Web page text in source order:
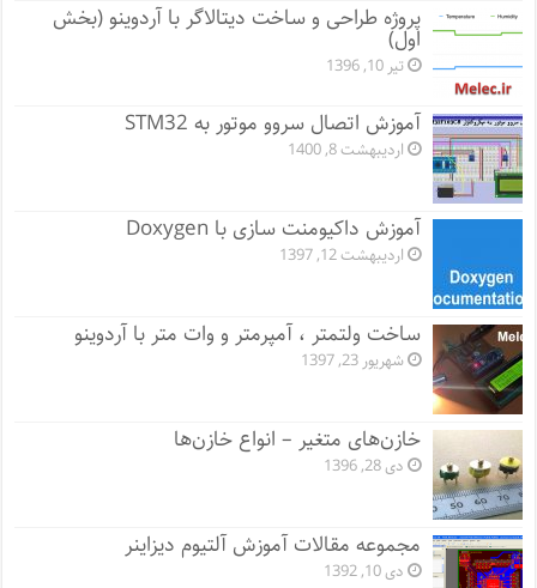
پروژه طراحی و ساخت دیتالاگر با آردوینو (بخش
اول)
تیر 10, 1396
آموزش اتصال سروو موتور به STM32
اردیبهشت 8, 1400
آموزش داکیومنت سازی با Doxygen
اردیبهشت 12, 1397
ساخت ولتمتر ، آمپرمتر و وات متر با آردوینو
شهریور 23, 1397
خازن‌های متغیر – انواع خازن‌ها
دی 28, 1396
مجموعه مقالات آموزش آلتیوم دیزاینر
دی 10, 1392